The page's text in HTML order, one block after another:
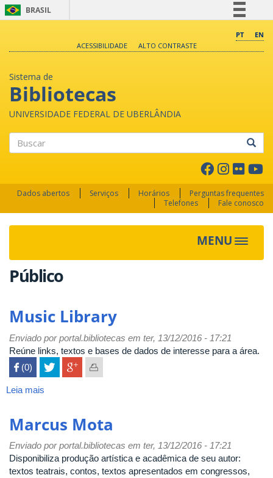
BRASIL
Comunica BR
PT
EN
ACESSIBILIDADE
ALTO CONTRASTE
Sistema de
Bibliotecas
UNIVERSIDADE FEDERAL DE UBERLÂNDIA
Dados abertos Serviços Horários
Perguntas frequentes
Telefones
Fale conosco
MENU Toggle
Público
Music Library
Enviado porportal.bibliotecas em ter, 13/12/2016 - 17:21
Reúne links, textos e bases de dados de interesse para a área.
 (0)
Leia mais
Marcus Mota
Enviado porportal.bibliotecas em ter, 13/12/2016 - 17:21
Disponibiliza produção artística e acadêmica de seu autor:
textos teatrais, contos, textos apresentados em congressos,